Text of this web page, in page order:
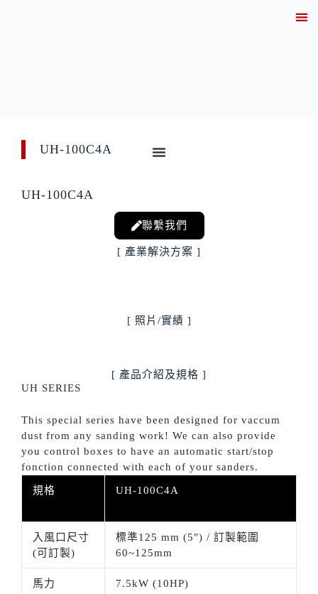
UH-100C4A
UH-100C4A
聯繫我們
[ 產業解決方案 ]
[ 照片/實績 ]
[ 產品介紹及規格 ]
UH SERIES
This special series have been designed for vaccum
dust from any sanding work! We can also provide
you control boxes to have an automatic start/stop
fonction connected with each of your sanders.
規格 UH-100C4A
入風口尺寸
(可訂製)
標準125 mm (5") / 訂製範圍
60~125mm
馬力 7.5kW (10HP)